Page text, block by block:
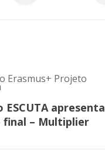
ESCUTA apresenta
final – Multiplier